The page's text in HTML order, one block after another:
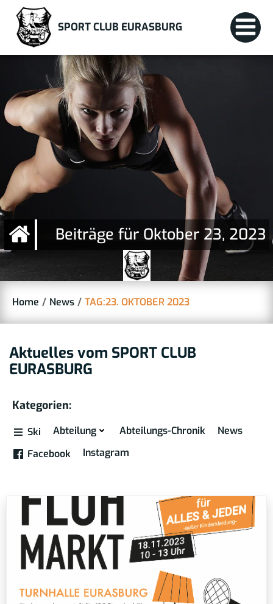
springen
SPORT CLUB EURASBURG
Beiträge für Oktober 23, 2023
Home News TAG:23. OKTOBER 2023
Aktuelles vom SPORT CLUB
EURASBURG
Kategorien:
Ski Abteilung Abteilungs-Chronik
News
Facebook
Instagram